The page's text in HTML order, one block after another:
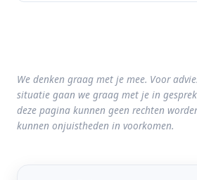
We denken graag met je mee. Voor
situatie gaan we graag met je in
deze pagina kunnen geen rechten
kunnen onjuistheden in voorkomen.